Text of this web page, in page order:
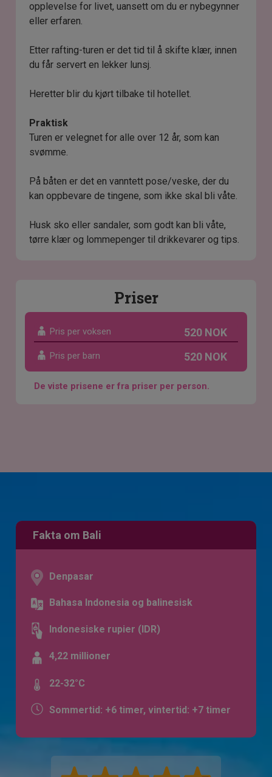
opplevelse for livet, uansett om du er nybegynner
eller erfaren.
Etter rafting-turen er det tid til å skifte klær, innen
du får servert en lekker lunsj.
Heretter blir du kjørt tilbake til hotellet.
Praktisk
Turen er velegnet for alle over 12 år, som kan
svømme.
På båten er det en vanntett pose/veske, der du
kan oppbevare de tingene, som ikke skal bli våte.
Husk sko eller sandaler, som godt kan bli våte,
tørre klær og lommepenger til drikkevarer og tips.
Priser
Pris per voksen 520 NOK
Pris per barn 520 NOK
De viste prisene er fra priser per person.
Fakta om Bali
Denpasar
Bahasa Indonesia og balinesisk
Indonesiske rupier (IDR)
4,22 millioner
22-32°C
Sommertid: +6 timer, vintertid: +7 timer